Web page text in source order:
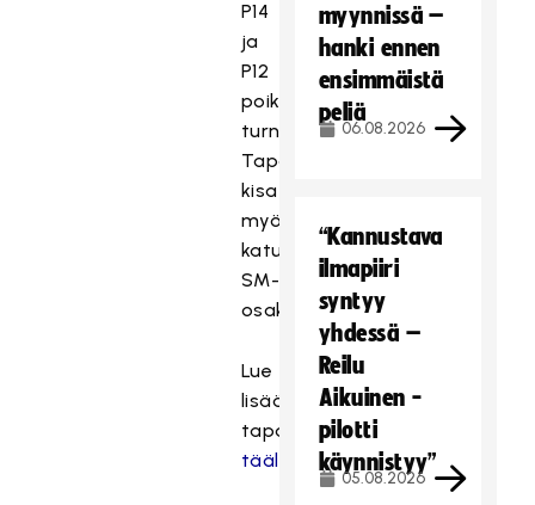
P14
ja
P12
poikien
turnaukset.
Tapahtumassa
kisataan
myös
katusählyn
SM-
osakilpailu.
Lue
lisää
tapahtumasta
täältä.
myynnissä –
hanki ennen
ensimmäistä
peliä
06.08.2026
“Kannustava
ilmapiiri
syntyy
yhdessä –
Reilu
Aikuinen -
pilotti
käynnistyy”
05.08.2026